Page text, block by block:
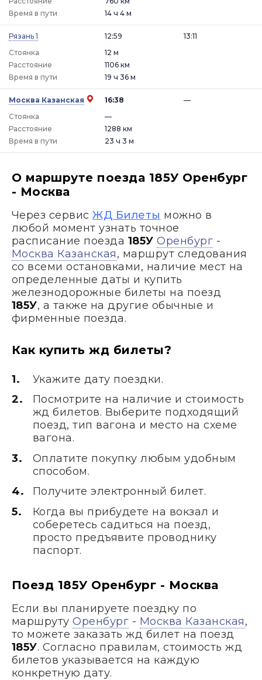
Время в пути
14 ч 4 м
Рязань 1
12:59
Стоянка
12 м
13:11
Расстояние
1106 км
Время в пути
19 ч 36 м
Москва Казанская
16:38
Стоянка
—
—
Расстояние
1288 км
Время в пути
23 ч 3 м
О маршруте поезда 185У Оренбург
- Москва
Через сервисЖД Билеты можно в
любой момент узнать точное
расписание поезда 185У Оренбург -
Москва Казанская, маршрут следования
со всеми остановками, наличие мест на
определенные даты и купить
железнодорожные билеты на поезд
185У, а также на другие обычные и
фирменные поезда.
Как купить жд билеты?
Укажите дату поездки.
Посмотрите на наличие и стоимость
жд билетов. Выберите подходящий
поезд, тип вагона и место на схеме
вагона.
Оплатите покупку любым удобным
способом.
Получите электронный билет.
Когда вы прибудете на вокзал и
соберетесь садиться на поезд,
просто предъявите проводнику
паспорт.
Поезд 185У Оренбург - Москва
Если вы планируете поездку по
маршрутуОренбург - Москва Казанская,
то можете заказать жд билет на поезд
185У. Согласно правилам, стоимость жд
билетов указывается на каждую
конкретную дату.